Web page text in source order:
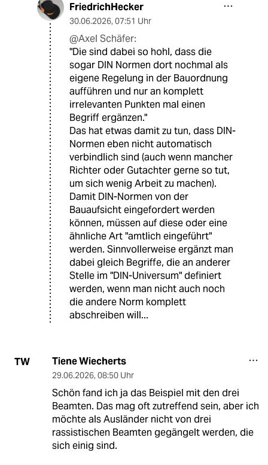
FriedrichHecker
30.06.2026, 07:51 Uhr
@Axel Schäfer:
"Die sind dabei so hohl, dass die
sogar DIN Normen dort nochmal als
eigene Regelung in der Bauordnung
aufführen und nur an komplett
irrelevanten Punkten mal einen
Begriff ergänzen."
Das hat etwas damit zu tun, dass DIN-
Normen eben nicht automatisch
verbindlich sind (auch wenn mancher
Richter oder Gutachter gerne so tut,
um sich wenig Arbeit zu machen).
Damit DIN-Normen von der
Bauaufsicht eingefordert werden
können, müssen auf diese oder eine
ähnliche Art "amtlich eingeführt"
werden. Sinnvollerweise ergänzt man
dabei gleich Begriffe, die an anderer
Stelle im "DIN-Universum" definiert
werden, wenn man nicht auch noch
die andere Norm komplett
abschreiben will...
TW Tiene Wiecherts
29.06.2026, 08:50 Uhr
Schön fand ich ja das Beispiel mit den drei
Beamten. Das mag oft zutreffend sein, aber ich
möchte als Ausländer nicht von drei
rassistischen Beamten gegängelt werden, die
sich einig sind.